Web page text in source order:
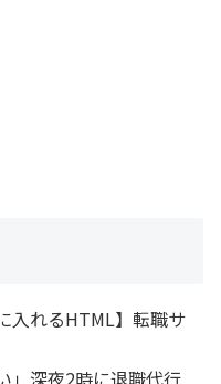
入れるHTML】転職サ
」深夜2時に退職代行